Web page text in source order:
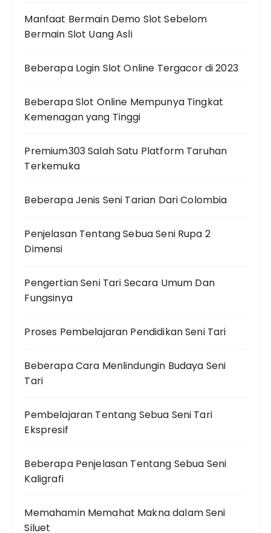
Manfaat Bermain Demo Slot Sebelom
Bermain Slot Uang Asli
Beberapa Login Slot Online Tergacor di 2023
Beberapa Slot Online Mempunya Tingkat
Kemenagan yang Tinggi
Premium303 Salah Satu Platform Taruhan
Terkemuka
Beberapa Jenis Seni Tarian Dari Colombia
Penjelasan Tentang Sebua Seni Rupa 2
Dimensi
Pengertian Seni Tari Secara Umum Dan
Fungsinya
Proses Pembelajaran Pendidikan Seni Tari
Beberapa Cara Menlindungin Budaya Seni
Tari
Pembelajaran Tentang Sebua Seni Tari
Ekspresif
Beberapa Penjelasan Tentang Sebua Seni
Kaligrafi
Memahamin Memahat Makna dalam Seni
Siluet